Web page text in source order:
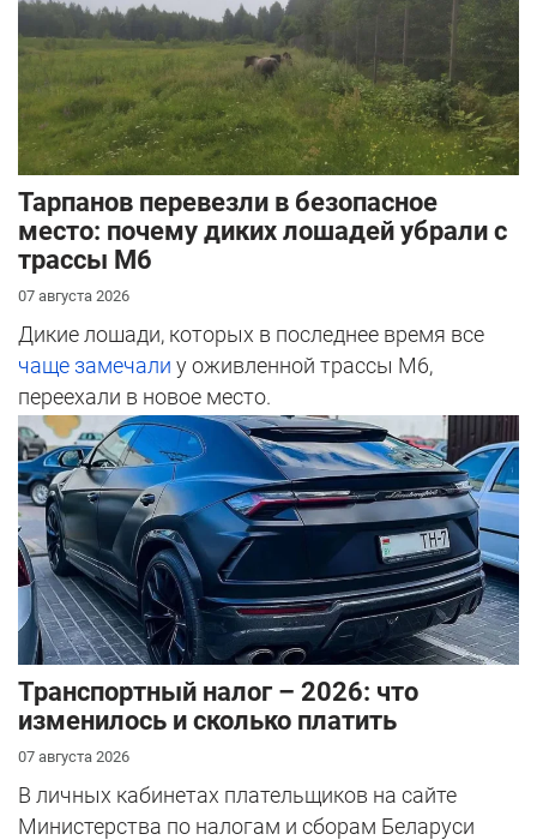
Тарпанов перевезли в безопасное
место: почему диких лошадей убрали с
трассы М6
07 августа 2026
Дикие лошади, которых в последнее время все
чаще замечали у оживленной трассы М6,
переехали в новое место.
Транспортный налог – 2026: что
изменилось и сколько платить
07 августа 2026
В личных кабинетах плательщиков на сайте
Министерства по налогам и сборам Беларуси